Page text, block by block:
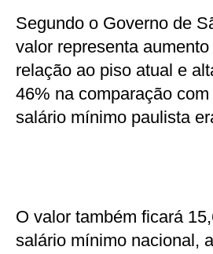
Segundo o Governo de
valor representa
relação ao piso atual e
46% na comparação
salário mínimo paulista
O valor também ficará
salário mínimo nacional,